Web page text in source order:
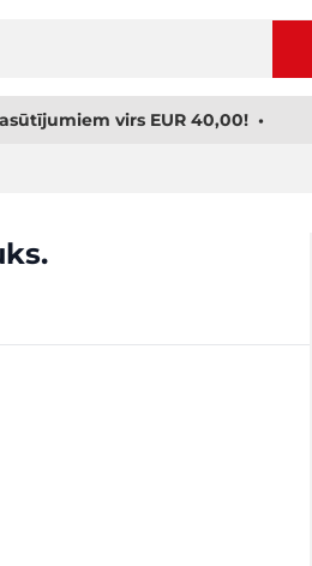
virs EUR 40,00! •